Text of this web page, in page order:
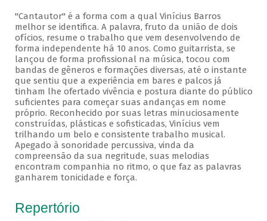
"Cantautor" é a forma com a qual Vinícius Barros
melhor se identifica. A palavra, fruto da união de dois
ofícios, resume o trabalho que vem desenvolvendo de
forma independente há 10 anos. Como guitarrista, se
lançou de forma profissional na música, tocou com
bandas de gêneros e formações diversas, até o instante
que sentiu que a experiência em bares e palcos já
tinham lhe ofertado vivência e postura diante do público
suficientes para começar suas andanças em nome
próprio. Reconhecido por suas letras minuciosamente
construídas, plásticas e sofisticadas, Vinícius vem
trilhando um belo e consistente trabalho musical.
Apegado à sonoridade percussiva, vinda da
compreensão da sua negritude, suas melodias
encontram companhia no ritmo, o que faz as palavras
ganharem tonicidade e força.
Repertório